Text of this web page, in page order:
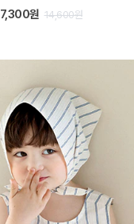
7,300원 14,600원